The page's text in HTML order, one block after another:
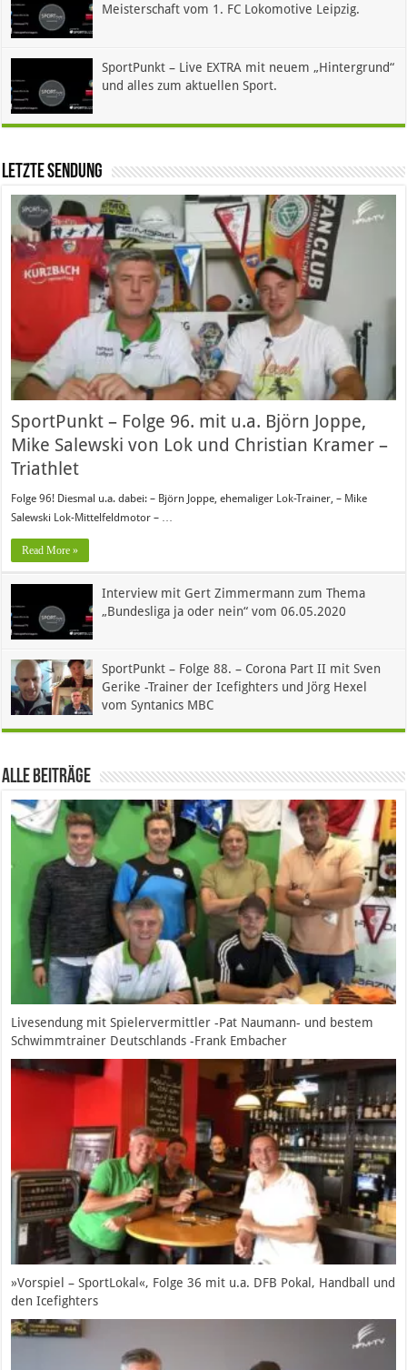
Meisterschaft vom 1. FC Lokomotive Leipzig.
SportPunkt – Live EXTRA mit neuem „Hintergrund“
und alles zum aktuellen Sport.
Letzte Sendung
SportPunkt – Folge 96. mit u.a. Björn Joppe,
Mike Salewski von Lok und Christian Kramer –
Triathlet
Folge 96! Diesmal u.a. dabei: – Björn Joppe, ehemaliger Lok-Trainer, – Mike
Salewski Lok-Mittelfeldmotor – …
Read More »
Interview mit Gert Zimmermann zum Thema
„Bundesliga ja oder nein“ vom 06.05.2020
SportPunkt – Folge 88. – Corona Part II mit Sven
Gerike -Trainer der Icefighters und Jörg Hexel
vom Syntanics MBC
Alle Beiträge
Livesendung mit Spielervermittler -Pat Naumann- und bestem
Schwimmtrainer Deutschlands -Frank Embacher
»Vorspiel – SportLokal«, Folge 36 mit u.a. DFB Pokal, Handball und
den Icefighters